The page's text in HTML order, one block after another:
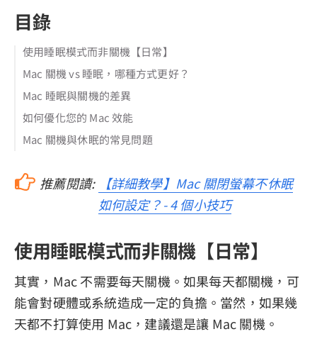
目錄
使用睡眠模式而非關機【日常】
Mac 關機 vs 睡眠，哪種方式更好？
Mac 睡眠與關機的差異
如何優化您的 Mac 效能
Mac 關機與休眠的常見問題
推薦閱讀:
【詳細教學】Mac 關閉螢幕不休眠
如何設定？- 4 個小技巧
使用睡眠模式而非關機【日常】
其實，Mac 不需要每天關機。如果每天都關機，可
能會對硬體或系統造成一定的負擔。當然，如果幾
天都不打算使用 Mac，建議還是讓 Mac 關機。